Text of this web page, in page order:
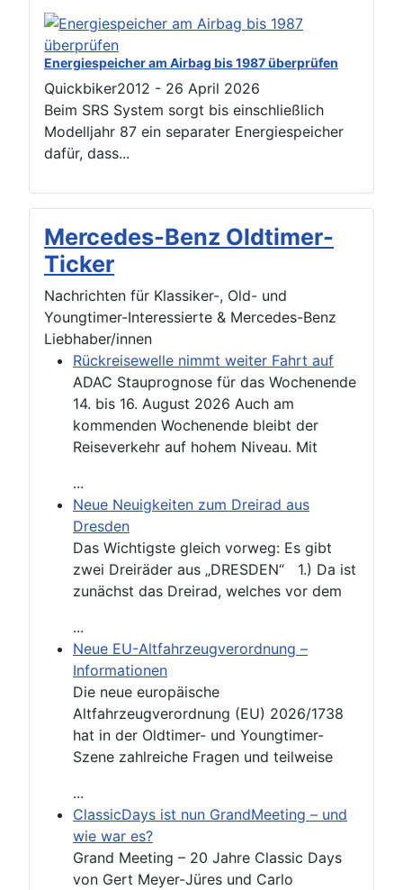
Energiespeicher am Airbag bis 1987 überprüfen
Quickbiker2012 - 26 April 2026
Beim SRS System sorgt bis einschließlich
Modelljahr 87 ein separater Energiespeicher
dafür, dass...
Mercedes-Benz Oldtimer-
Ticker
Nachrichten für Klassiker-, Old- und
Youngtimer-Interessierte & Mercedes-Benz
Liebhaber/innen
Rückreisewelle nimmt weiter Fahrt auf
ADAC Stauprognose für das Wochenende
14. bis 16. August 2026 Auch am
kommenden Wochenende bleibt der
Reiseverkehr auf hohem Niveau. Mit
...
Neue Neuigkeiten zum Dreirad aus
Dresden
Das Wichtigste gleich vorweg: Es gibt
zwei Dreiräder aus „DRESDEN“ 1.) Da ist
zunächst das Dreirad, welches vor dem
...
Neue EU-Altfahrzeugverordnung –
Informationen
Die neue europäische
Altfahrzeugverordnung (EU) 2026/1738
hat in der Oldtimer- und Youngtimer-
Szene zahlreiche Fragen und teilweise
...
ClassicDays ist nun GrandMeeting – und
wie war es?
Grand Meeting – 20 Jahre Classic Days
von Gert Meyer-Jüres und Carlo